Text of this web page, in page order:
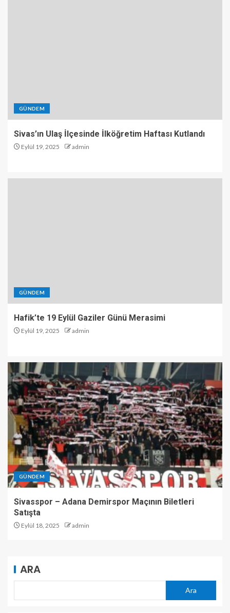
GÜNDEM
Sivas’ın Ulaş İlçesinde İlköğretim Haftası Kutlandı
Eylül 19, 2025 admin
GÜNDEM
Hafik’te 19 Eylül Gaziler Günü Merasimi
Eylül 19, 2025 admin
GÜNDEM
Sivasspor – Adana Demirspor Maçının Biletleri
Satışta
Eylül 18, 2025 admin
ARA
Ara